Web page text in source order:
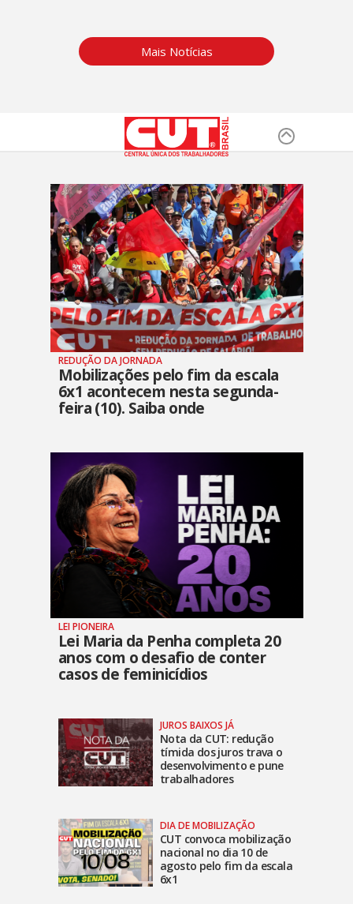
Mais Notícias
REDUÇÃO DA JORNADA
Mobilizações pelo fim da escala
6x1 acontecem nesta segunda-
feira (10). Saiba onde
JUROS BAIXOS JÁ
Nota da CUT: redução
tímida dos juros trava o
desenvolvimento e pune
trabalhadores
DIA DE MOBILIZAÇÃO
CUT convoca mobilização
nacional no dia 10 de
agosto pelo fim da escala
6x1
LEI PIONEIRA
Lei Maria da Penha completa 20
anos com o desafio de conter
casos de feminicídios